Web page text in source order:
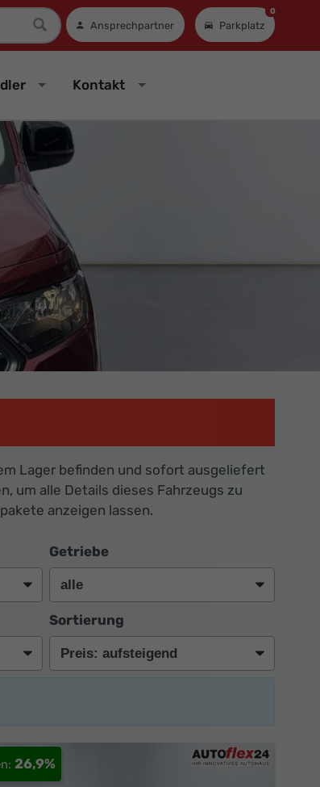
Ansprechpartner Parkplatz
0
Kontakt
Lager befinden und sofort ausgeliefert
um alle Details dieses Fahrzeugs zu
anzeigen lassen.
Getriebe
Sortierung
26,9%